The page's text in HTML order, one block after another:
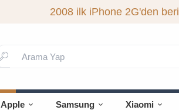
2008 ilk iPhone 2G'den beri
Apple Samsung Xiaomi